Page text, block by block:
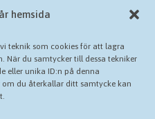
hemsida
teknik som cookies för att lagra
du samtycker till dessa tekniker
eller unika ID:n på denna
du återkallar ditt samtycke kan